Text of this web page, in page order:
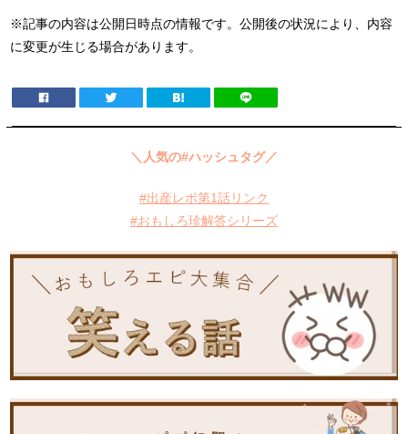
※記事の内容は公開日時点の情報です。公開後の状況により、内容
に変更が生じる場合があります。
＼人気の#ハッシュタグ／
#出産レポ第1話リンク
#おもしろ珍解答シリーズ